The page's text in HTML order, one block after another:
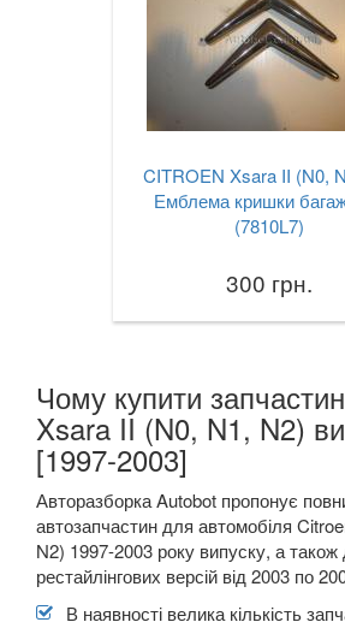
CITROEN Xsara II (N0,
Емблема кришки
(7810L7)
300 грн.
Чому купити
Xsara II (N0, N1, N2)
[1997-2003]
Авторазборка Autobot пропонує
автозапчастин для автомобіля
N2) 1997-2003 року випуску, а також
рестайлінгових версій від 2003 по
В наявності велика кількість